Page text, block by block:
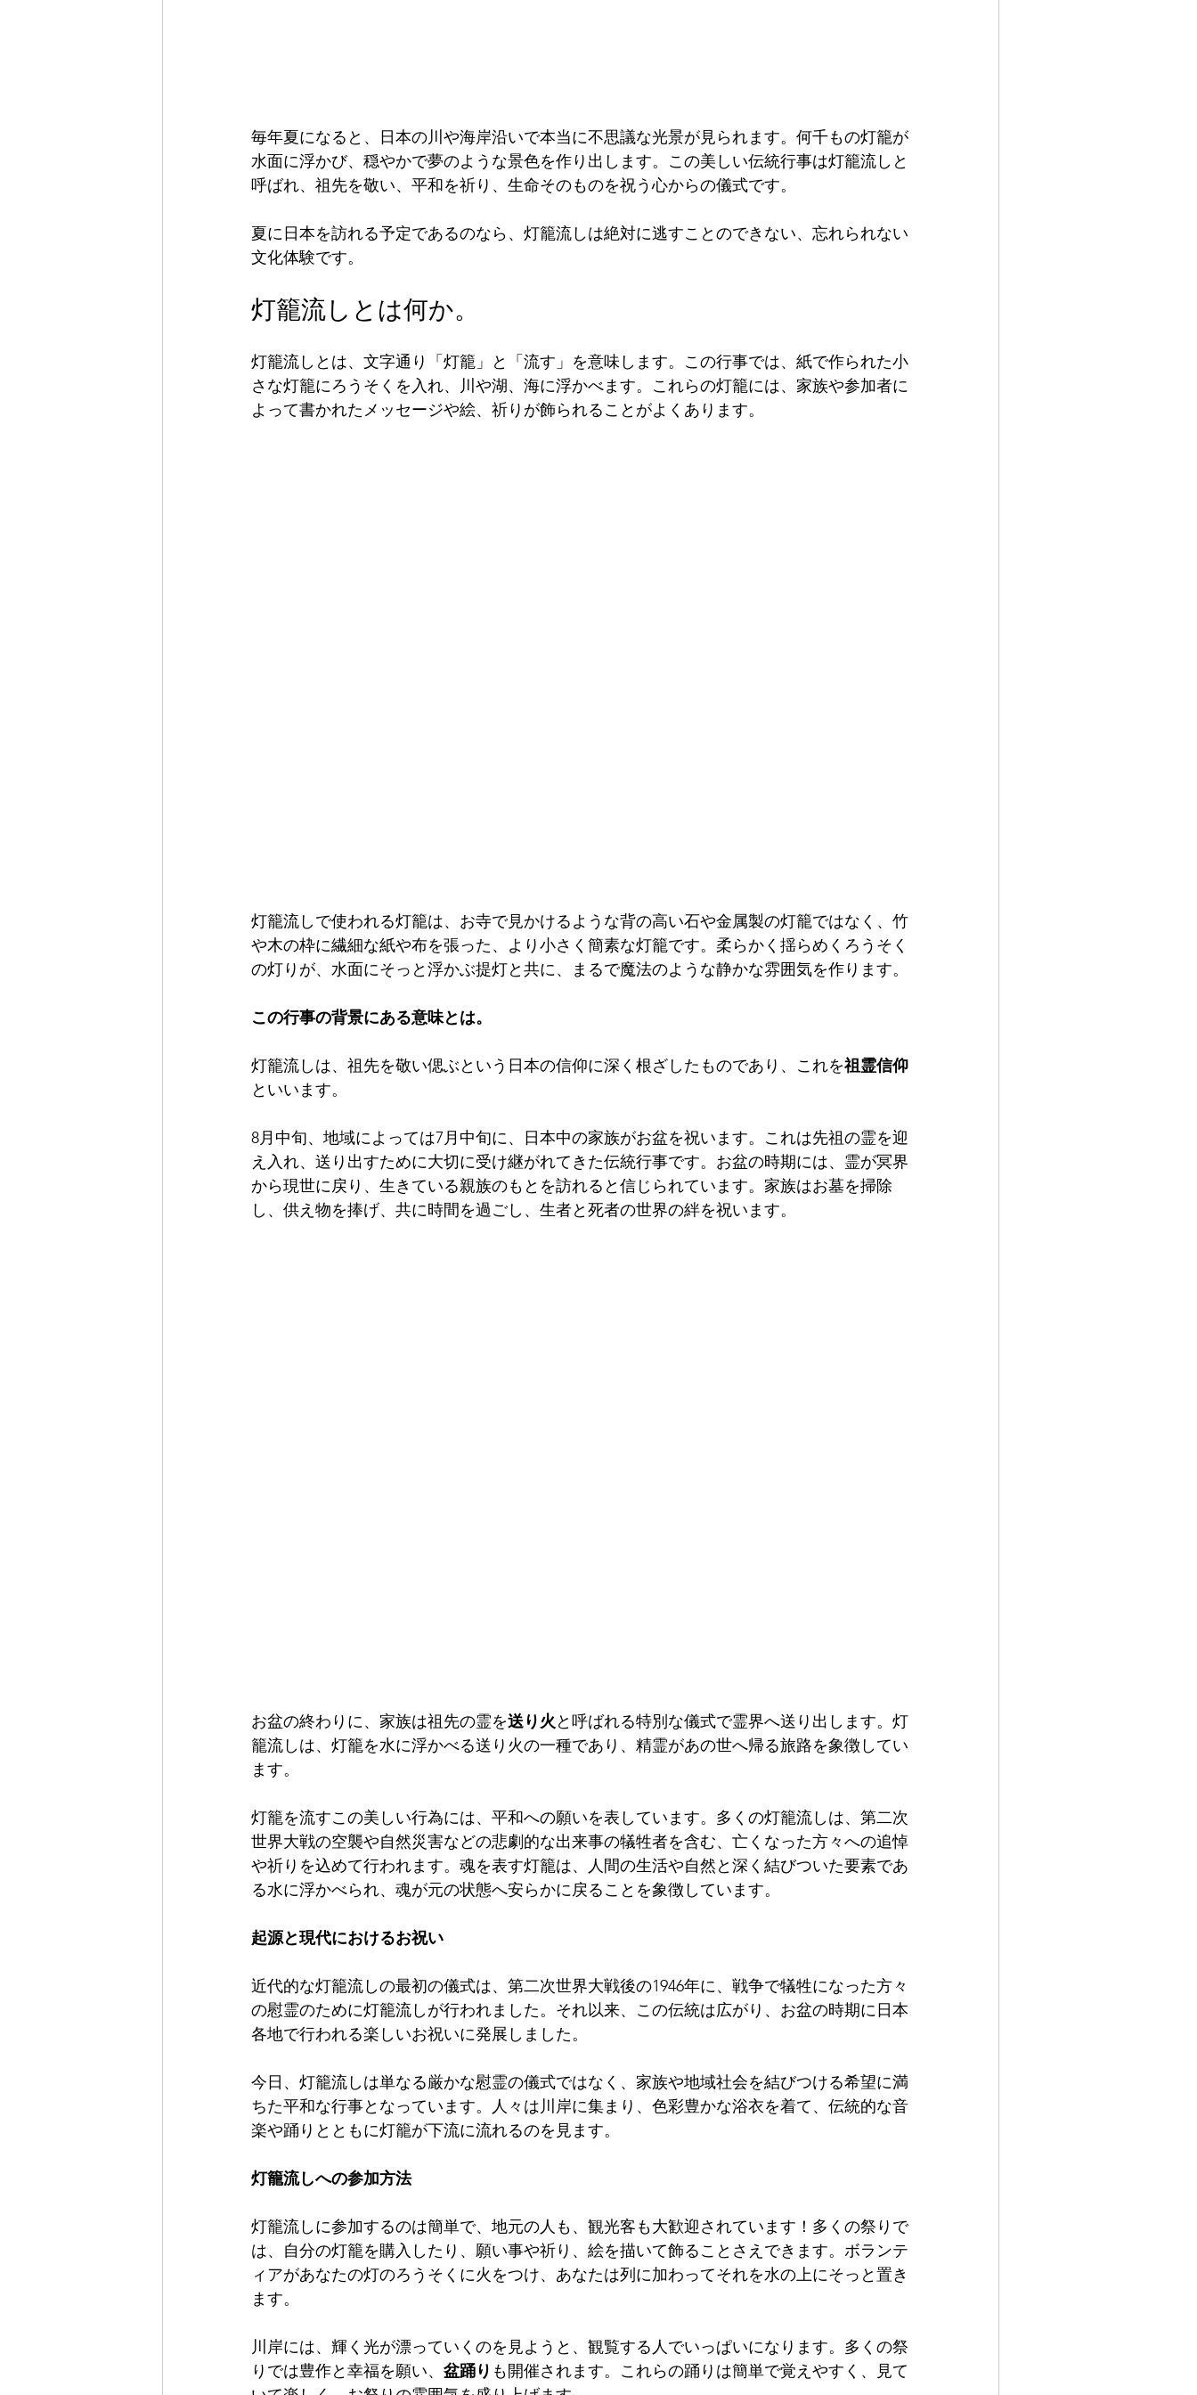
毎年夏になると、日本の川や海岸沿いで本当に不思議な光景が見られます。何千もの灯籠が
水面に浮かび、穏やかで夢のような景色を作り出します。この美しい伝統行事は灯籠流しと
呼ばれ、祖先を敬い、平和を祈り、生命そのものを祝う心からの儀式です。
夏に日本を訪れる予定であるのなら、灯籠流しは絶対に逃すことのできない、忘れられない
文化体験です。
灯籠流しとは何か。
灯籠流しとは、文字通り「灯籠」と「流す」を意味します。この行事では、紙で作られた小
さな灯籠にろうそくを入れ、川や湖、海に浮かべます。これらの灯籠には、家族や参加者に
よって書かれたメッセージや絵、祈りが飾られることがよくあります。
灯籠流しで使われる灯籠は、お寺で見かけるような背の高い石や金属製の灯籠ではなく、竹
や木の枠に繊細な紙や布を張った、より小さく簡素な灯籠です。柔らかく揺らめくろうそく
の灯りが、水面にそっと浮かぶ提灯と共に、まるで魔法のような静かな雰囲気を作ります。
この行事の背景にある意味とは。
灯籠流しは、祖先を敬い偲ぶという日本の信仰に深く根ざしたものであり、これを祖霊信仰
といいます。
8月中旬、地域によっては7月中旬に、日本中の家族がお盆を祝います。これは先祖の霊を迎
え入れ、送り出すために大切に受け継がれてきた伝統行事です。お盆の時期には、霊が冥界
から現世に戻り、生きている親族のもとを訪れると信じられています。家族はお墓を掃除
し、供え物を捧げ、共に時間を過ごし、生者と死者の世界の絆を祝います。
お盆の終わりに、家族は祖先の霊を送り火と呼ばれる特別な儀式で霊界へ送り出します。灯
籠流しは、灯籠を水に浮かべる送り火の一種であり、精霊があの世へ帰る旅路を象徴してい
ます。
灯籠を流すこの美しい行為には、平和への願いを表しています。多くの灯籠流しは、第二次
世界大戦の空襲や自然災害などの悲劇的な出来事の犠牲者を含む、亡くなった方々への追悼
や祈りを込めて行われます。魂を表す灯籠は、人間の生活や自然と深く結びついた要素であ
る水に浮かべられ、魂が元の状態へ安らかに戻ることを象徴しています。
起源と現代におけるお祝い
近代的な灯籠流しの最初の儀式は、第二次世界大戦後の1946年に、戦争で犠牲になった方々
の慰霊のために灯籠流しが行われました。それ以来、この伝統は広がり、お盆の時期に日本
各地で行われる楽しいお祝いに発展しました。
今日、灯籠流しは単なる厳かな慰霊の儀式ではなく、家族や地域社会を結びつける希望に満
ちた平和な行事となっています。人々は川岸に集まり、色彩豊かな浴衣を着て、伝統的な音
楽や踊りとともに灯籠が下流に流れるのを見ます。
灯籠流しへの参加方法
灯籠流しに参加するのは簡単で、地元の人も、観光客も大歓迎されています！多くの祭りで
は、自分の灯籠を購入したり、願い事や祈り、絵を描いて飾ることさえできます。ボランテ
ィアがあなたの灯のろうそくに火をつけ、あなたは列に加わってそれを水の上にそっと置き
ます。
川岸には、輝く光が漂っていくのを見ようと、観覧する人でいっぱいになります。多くの祭
りでは豊作と幸福を願い、 盆踊り も開催されます。これらの踊りは簡単で覚えやすく、見て